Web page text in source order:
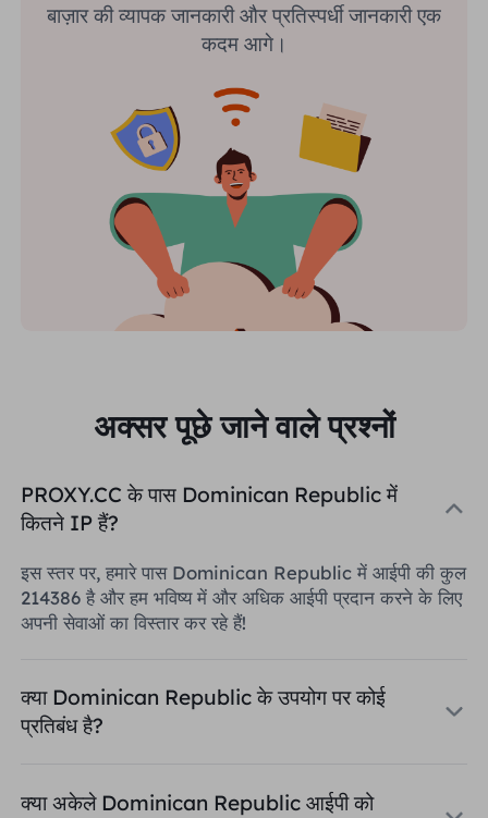
बाज़ार की व्यापक जानकारी और प्रतिस्पर्धी जानकारी एक
कदम आगे।
अक्सर पूछे जाने वाले प्रश्नों
PROXY.CC के पास Dominican Republic में
कितने IP हैं?
इस स्तर पर, हमारे पास Dominican Republic में आईपी की कुल
214386 है और हम भविष्य में और अधिक आईपी प्रदान करने के लिए
अपनी सेवाओं का विस्तार कर रहे हैं!
क्या Dominican Republic के उपयोग पर कोई
प्रतिबंध है?
क्या अकेले Dominican Republic आईपी को